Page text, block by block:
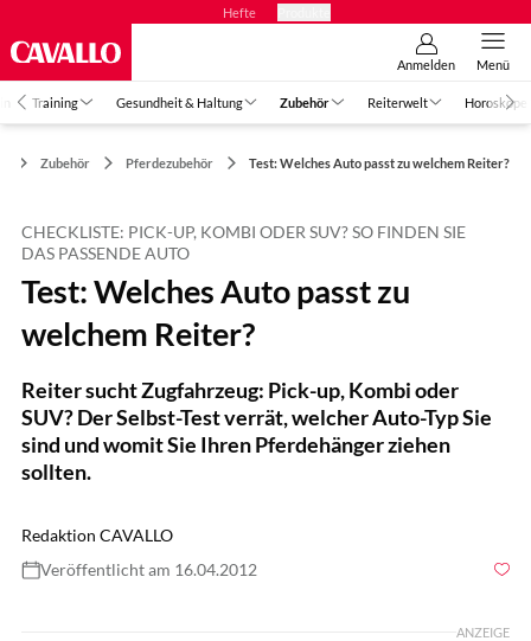
Hefte
Anmelden Menü
Training Gesundheit & Haltung Zubehör Reiterwelt Horoskope
Zubehör Pferdezubehör Test: Welches Auto passt zu welchem Reiter?
CHECKLISTE: PICK-UP, KOMBI ODER SUV? SO FINDEN SIE
DAS PASSENDE AUTO
Test: Welches Auto passt zu
welchem Reiter?
Reiter sucht Zugfahrzeug: Pick-up, Kombi oder
SUV? Der Selbst-Test verrät, welcher Auto-Typ Sie
sind und womit Sie Ihren Pferdehänger ziehen
sollten.
Redaktion CAVALLO
Veröffentlicht am 16.04.2012
ANZEIGE